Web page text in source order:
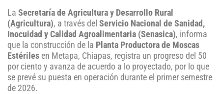
La Secretaría de Agricultura y Desarrollo Rural
(Agricultura), a través del Servicio Nacional de Sanidad,
Inocuidad y Calidad Agroalimentaria (Senasica), informa
que la construcción de la Planta Productora de Moscas
Estériles en Metapa, Chiapas, registra un progreso del 50
por ciento y avanza de acuerdo a lo proyectado, por lo que
se prevé su puesta en operación durante el primer semestre
de 2026.